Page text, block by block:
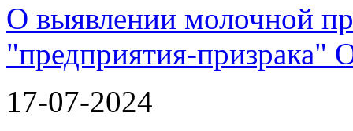
О выявлении молочной
"предприятия-
17-07-2024